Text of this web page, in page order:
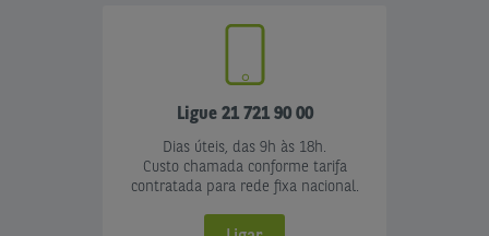
Ligue 21 721 90 00
Dias úteis, das 9h às 18h.
Custo chamada conforme tarifa
contratada para rede fixa nacional.